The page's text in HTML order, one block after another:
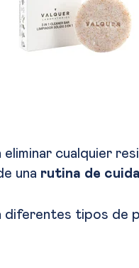
cualquier
una rutina de
diferentes tipos de